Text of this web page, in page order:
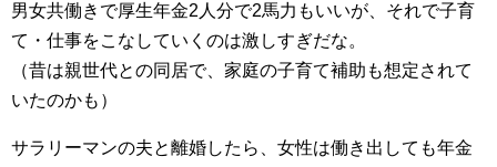
男女共働きで厚生年金2人分で2馬力もいいが、それで子育
て・仕事をこなしていくのは激しすぎだな。
（昔は親世代との同居で、家庭の子育て補助も想定されて
いたのかも）
サラリーマンの夫と離婚したら、女性は働き出しても年金